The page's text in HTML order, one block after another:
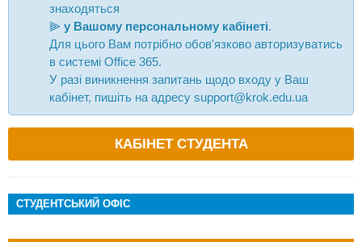
знаходяться
⫸ у Вашому персональному кабінеті.
Для цього Вам потрібно обов'язково авторизуватись
в системі Office 365.
У разі виникнення запитань щодо входу у Ваш
кабінет, пишіть на адресу support@krok.edu.ua
КАБІНЕТ СТУДЕНТА
СТУДЕНТСЬКИЙ ОФІС